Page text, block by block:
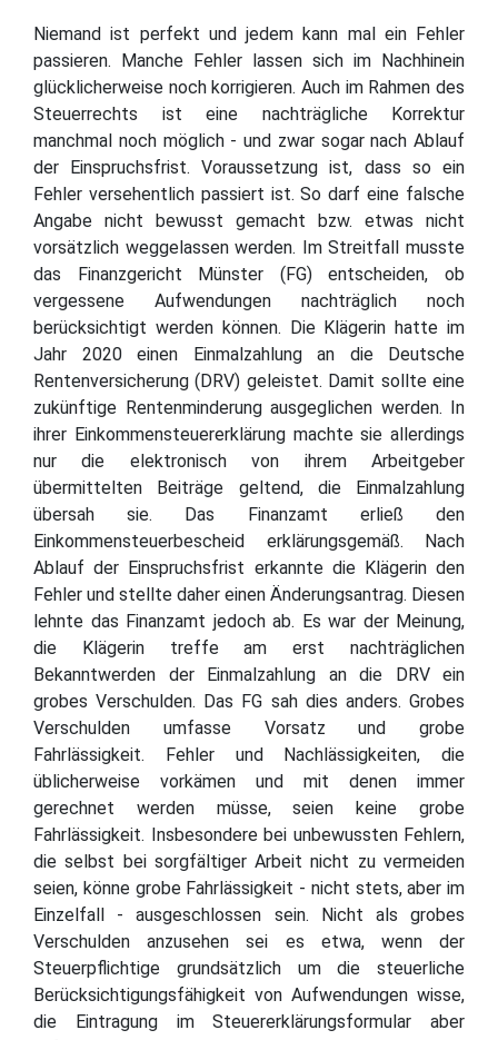
Niemand ist perfekt und jedem kann mal ein Fehler
passieren. Manche Fehler lassen sich im Nachhinein
glücklicherweise noch korrigieren. Auch im Rahmen des
Steuerrechts ist eine nachträgliche Korrektur
manchmal noch möglich - und zwar sogar nach Ablauf
der Einspruchsfrist. Voraussetzung ist, dass so ein
Fehler versehentlich passiert ist. So darf eine falsche
Angabe nicht bewusst gemacht bzw. etwas nicht
vorsätzlich weggelassen werden. Im Streitfall musste
das Finanzgericht Münster (FG) entscheiden, ob
vergessene Aufwendungen nachträglich noch
berücksichtigt werden können. Die Klägerin hatte im
Jahr 2020 einen Einmalzahlung an die Deutsche
Rentenversicherung (DRV) geleistet. Damit sollte eine
zukünftige Rentenminderung ausgeglichen werden. In
ihrer Einkommensteuererklärung machte sie allerdings
nur die elektronisch von ihrem Arbeitgeber
übermittelten Beiträge geltend, die Einmalzahlung
übersah sie. Das Finanzamt erließ den
Einkommensteuerbescheid erklärungsgemäß. Nach
Ablauf der Einspruchsfrist erkannte die Klägerin den
Fehler und stellte daher einen Änderungsantrag. Diesen
lehnte das Finanzamt jedoch ab. Es war der Meinung,
die Klägerin treffe am erst nachträglichen
Bekanntwerden der Einmalzahlung an die DRV ein
grobes Verschulden. Das FG sah dies anders. Grobes
Verschulden umfasse Vorsatz und grobe
Fahrlässigkeit. Fehler und Nachlässigkeiten, die
üblicherweise vorkämen und mit denen immer
gerechnet werden müsse, seien keine grobe
Fahrlässigkeit. Insbesondere bei unbewussten Fehlern,
die selbst bei sorgfältiger Arbeit nicht zu vermeiden
seien, könne grobe Fahrlässigkeit - nicht stets, aber im
Einzelfall - ausgeschlossen sein. Nicht als grobes
Verschulden anzusehen sei es etwa, wenn der
Steuerpflichtige grundsätzlich um die steuerliche
Berücksichtigungsfähigkeit von Aufwendungen wisse,
die Eintragung im Steuererklärungsformular aber